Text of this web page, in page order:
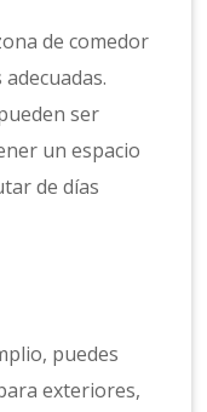
de comedor
ser
un espacio
de días
puedes
exteriores,